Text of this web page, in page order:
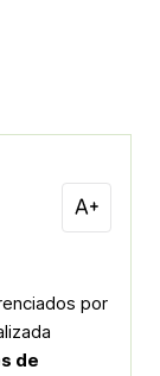
por
de